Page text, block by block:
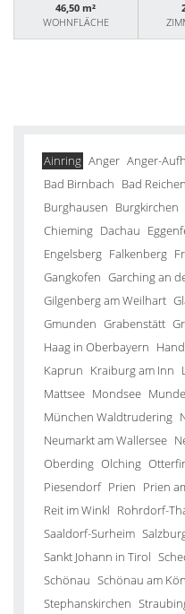
46,50 m²
WOHNFLÄCHE
Ainring Anger Anger-
Bad Birnbach Bad
Burghausen Burgkirchen
Chieming Dachau
Engelsberg Falkenberg
Gangkofen Garching an
Gilgenberg am Weilhart
Gmunden Grabenstätt
Haag in Oberbayern
Kaprun Kraiburg am Inn
Mattsee Mondsee
München Waldtrudering
Neumarkt am Wallersee
Oberding Olching
Piesendorf Prien Prien
Reit im Winkl Rohrdorf-
Saaldorf-Surheim
Sankt Johann in Tirol
Schönau Schönau am
Stephanskirchen